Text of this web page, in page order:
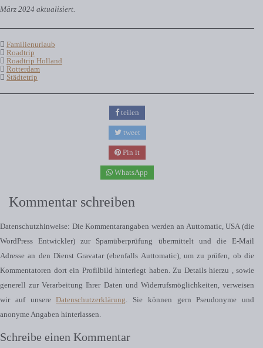
März 2024 aktualisiert.
Familienurlaub
Roadtrip
Roadtrip Holland
Rotterdam
Städtetrip
teilen
tweet
Pin it
WhatsApp
Kommentar schreiben
Datenschutzhinweise: Die Kommentarangaben werden an Auttomatic, USA (die
WordPress Entwickler) zur Spamüberprüfung übermittelt und die E-Mail
Adresse an den Dienst Gravatar (ebenfalls Auttomatic), um zu prüfen, ob die
Kommentatoren dort ein Profilbild hinterlegt haben. Zu Details hierzu , sowie
generell zur Verarbeitung Ihrer Daten und Widerrufsmöglichkeiten, verweisen
wir auf unsereDatenschutzerklärung . Sie können gern Pseudonyme und
anonyme Angaben hinterlassen.
Schreibe einen Kommentar